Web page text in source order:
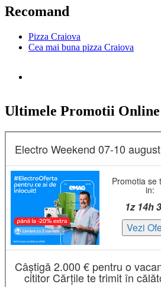
Recomand
Pizza Craiova
Cea mai buna pizza Craiova
Ultimele Promotii Online